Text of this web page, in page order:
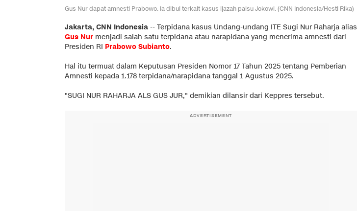
Gus Nur dapat amnesti Prabowo. Ia dibui terkait kasus ijazah palsu Jokowi. (CNN Indonesia/Hesti Rika)
Jakarta, CNN Indonesia -- Terpidana kasus Undang-undang ITE Sugi Nur Raharja alias
Gus Nur menjadi salah satu terpidana atau narapidana yang menerima amnesti dari
Presiden RI Prabowo Subianto.
Hal itu termuat dalam Keputusan Presiden Nomor 17 Tahun 2025 tentang Pemberian
Amnesti kepada 1.178 terpidana/narapidana tanggal 1 Agustus 2025.
"SUGI NUR RAHARJA ALS GUS JUR," demikian dilansir dari Keppres tersebut.
ADVERTISEMENT